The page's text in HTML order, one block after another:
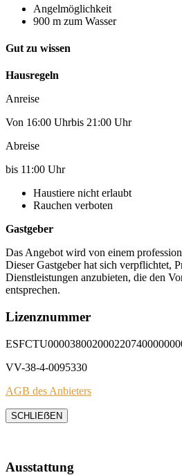
Angelmöglichkeit
900 m zum Wasser
Gut zu wissen
Hausregeln
Anreise
Von 16:00 Uhrbis 21:00 Uhr
Abreise
bis 11:00 Uhr
Haustiere nicht erlaubt
Rauchen verboten
Gastgeber
Das Angebot wird von einem
Dieser Gastgeber hat sich verpflichtet,
Dienstleistungen anzubieten, die den
entsprechen.
Lizenznummer
VV-38-4-0095330
AGB des Anbieters
SCHLIEẞEN
Ausstattung